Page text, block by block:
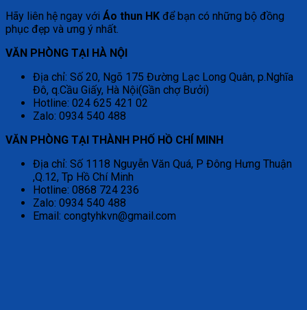
Hãy liên hệ ngay với Áo thun HK để bạn có những bộ đồng
phục đẹp và ưng ý nhất.
VĂN PHÒNG TẠI HÀ NỘI
Địa chỉ: Số 20, Ngõ 175 Đường Lạc Long Quân, p.Nghĩa
Đô, q.Cầu Giấy, Hà Nội(Gần chợ Bưởi)
Hotline: 024 625 421 02
Zalo: 0934 540 488
VĂN PHÒNG TẠI THÀNH PHỐ HỒ CHÍ MINH
Địa chỉ: Số 1118 Nguyễn Văn Quá, P Đông Hưng Thuận
,Q.12, Tp Hồ Chí Minh
Hotline: 0868 724 236
Zalo: 0934 540 488
Email: congtyhkvn@gmail.com